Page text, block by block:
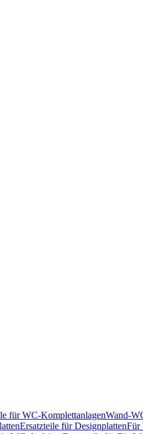
für WC-KomplettanlagenWand-
Ersatzteile für DesignplattenFür